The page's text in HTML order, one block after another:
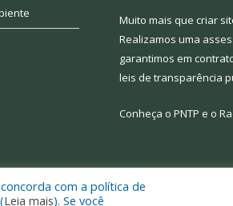
Muito mais que criar
Realizamos uma
garantimos em
leis de transparência
Conheça o PNTP e o
Mapa do Site
com a política de
Leia mais). Se você